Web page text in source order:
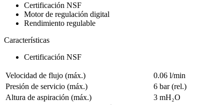
Certificación NSF
Motor de regulación digital
Rendimiento regulable
Características
Certificación NSF
Velocidad de flujo (máx.)
0.06 l/min
Presión de servicio (máx.)
6 bar (rel.)
Altura de aspiración (máx.)
3 mH₂O